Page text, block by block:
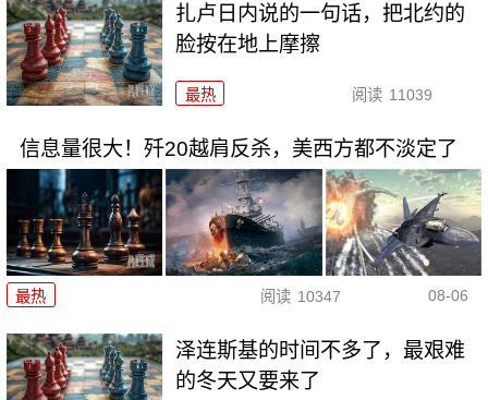
扎卢日内说的一句话，把北约的
脸按在地上摩擦
最热 阅读 11039
信息量很大！歼20越肩反杀，美西方都不淡定了
最热 阅读 10347 08-06
泽连斯基的时间不多了，最艰难
的冬天又要来了